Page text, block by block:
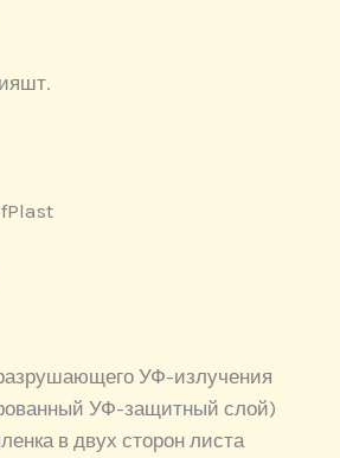
шт.
УФ-излучения
УФ-защитный слой)
в двух сторон листа